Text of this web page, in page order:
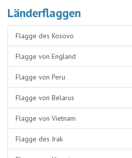
Länderflaggen
Flagge des Kosovo
Flagge von England
Flagge von Peru
Flagge von Belarus
Flagge von Vietnam
Flagge des Irak